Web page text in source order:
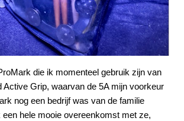
die ik momenteel gebruik zijn van
Active Grip, waarvan de 5A mijn voorkeur
nog een bedrijf was van de familie
een hele mooie overeenkomst met ze,